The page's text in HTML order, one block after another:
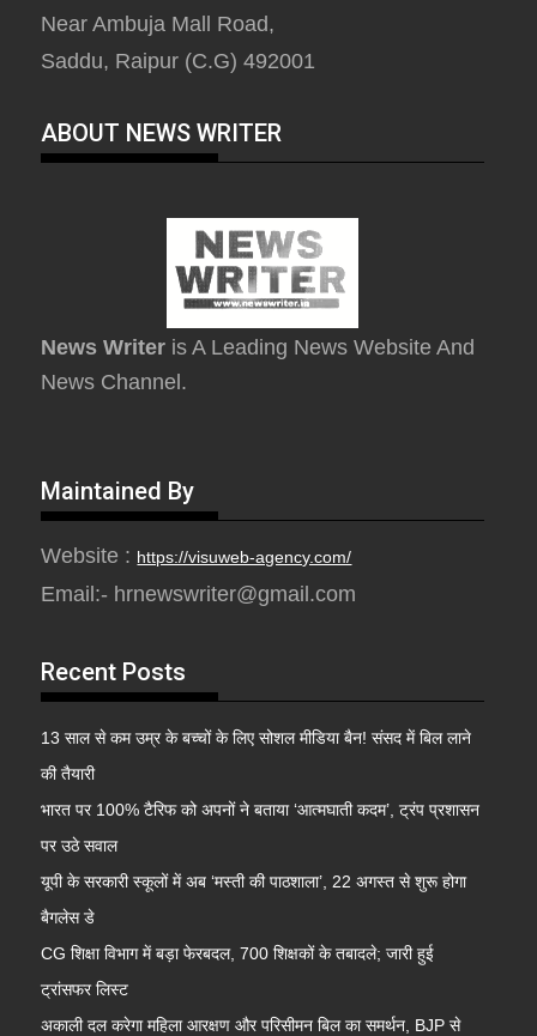
Near Ambuja Mall Road,
Saddu, Raipur (C.G) 492001
ABOUT NEWS WRITER
News Writer is A Leading News Website And
News Channel.
Maintained By
Website : https://visuweb-agency.com/
Email:- hrnewswriter@gmail.com
Recent Posts
13 साल से कम उम्र के बच्चों के लिए सोशल मीडिया बैन! संसद में बिल लाने
की तैयारी
भारत पर 100% टैरिफ को अपनों ने बताया ‘आत्मघाती कदम’, ट्रंप प्रशासन
पर उठे सवाल
यूपी के सरकारी स्कूलों में अब ‘मस्ती की पाठशाला’, 22 अगस्त से शुरू होगा
बैगलेस डे
CG शिक्षा विभाग में बड़ा फेरबदल, 700 शिक्षकों के तबादले; जारी हुई
ट्रांसफर लिस्ट
अकाली दल करेगा महिला आरक्षण और परिसीमन बिल का समर्थन, BJP से